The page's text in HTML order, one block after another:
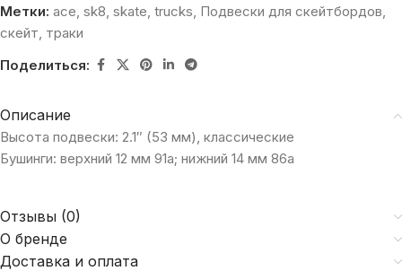
Метки: ace, sk8, skate, trucks, Подвески для скейтбордов,
скейт, траки
Поделиться:
Описание
Высота подвески: 2.1″ (53 мм), классические
Бушинги: верхний 12 мм 91a; нижний 14 мм 86а
Отзывы (0)
О бренде
Доставка и оплата